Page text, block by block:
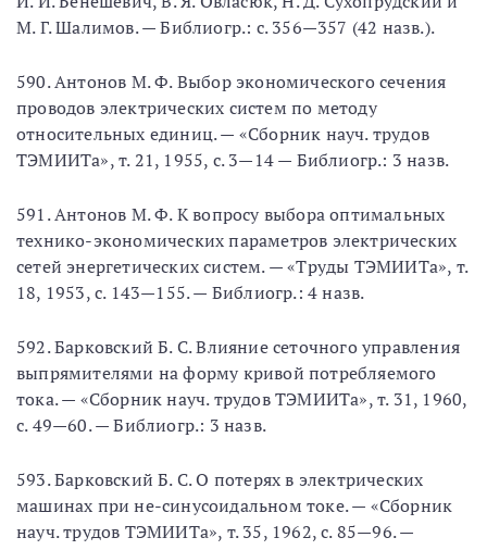
М. Г. Шалимов. — Библиогр.: с. 356—357 (42 назв.).
590. Антонов М. Ф. Выбор экономического сечения
проводов электрических систем по методу
относительных единиц. — «Сборник науч. трудов
ТЭМИИТа», т. 21, 1955, с. 3—14 — Библиогр.: 3 назв.
591. Антонов М. Ф. К вопросу выбора оптимальных
технико-экономических параметров электрических
сетей энергетических систем. — «Труды ТЭМИИТа», т.
18, 1953, с. 143—155. — Библиогр.: 4 назв.
592. Барковский Б. С. Влияние сеточного управления
выпрямителями на форму кривой потребляемого
тока. — «Сборник науч. трудов ТЭМИИТа», т. 31, 1960,
с. 49—60. — Библиогр.: 3 назв.
593. Барковский Б. С. О потерях в электрических
машинах при не-синусоидальном токе. — «Сборник
науч. трудов ТЭМИИТа», т. 35, 1962, с. 85—96. —